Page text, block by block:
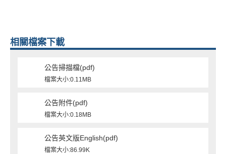
相關檔案下載
公告掃描檔(pdf)
檔案大小:0.11MB
公告附件(pdf)
檔案大小:0.18MB
公告英文版English(pdf)
檔案大小:86.99K